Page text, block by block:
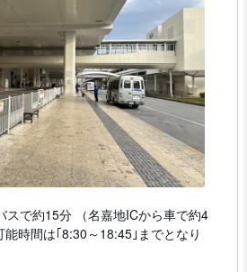
で約15分 （名嘉地ICから車で約4
時間は｢8:30～18:45｣までとなり